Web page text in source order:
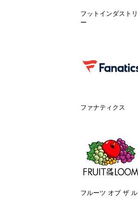
フットインダストリ
ー
ファナティクス
フルーツ オブ ザ ル